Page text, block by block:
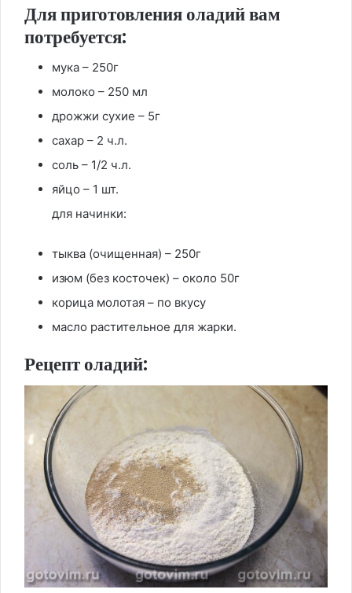
Для приготовления оладий вам
потребуется:
мука – 250г
молоко – 250 мл
дрожжи сухие – 5г
сахар – 2 ч.л.
соль – 1/2 ч.л.
яйцо – 1 шт.
для начинки:
тыква (очищенная) – 250г
изюм (без косточек) – около 50г
корица молотая – по вкусу
масло растительное для жарки.
Рецепт оладий: